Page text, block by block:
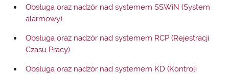
Obsługa oraz nadzór nad systemem SSWiN (System
alarmowy)
Obsługa oraz nadzór nad systemem RCP (Rejestracji
Czasu Pracy)
Obsługa oraz nadzór nad systemem KD (Kontroli